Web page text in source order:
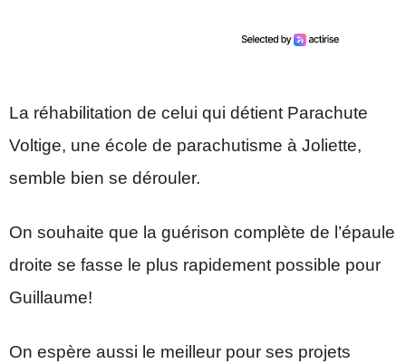
La réhabilitation de celui qui détient Parachute
Voltige, une école de parachutisme à Joliette,
semble bien se dérouler.
On souhaite que la guérison complète de l’épaule
droite se fasse le plus rapidement possible pour
Guillaume!
On espère aussi le meilleur pour ses projets